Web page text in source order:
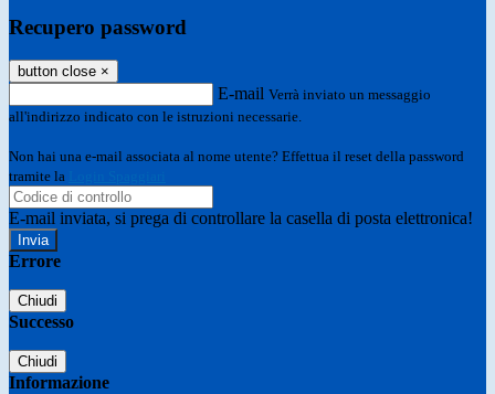
Recupero password
button close ×
E-mail Verrà inviato un messaggio
all'indirizzo indicato con le istruzioni necessarie.
Non hai una e-mail associata al nome utente? Effettua il reset della password
tramite la
E-mail inviata, si prega di controllare la casella di posta elettronica!
Errore
Chiudi
Successo
Chiudi
Informazione